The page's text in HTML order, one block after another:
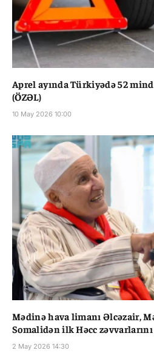
Aprel ayında Türkiyədə 52
(ÖZƏL)
10 May 2026 10:00
Mədinə hava limanı Əlcəzair,
Somalidən ilk Həcc
2 May 2026 14:30